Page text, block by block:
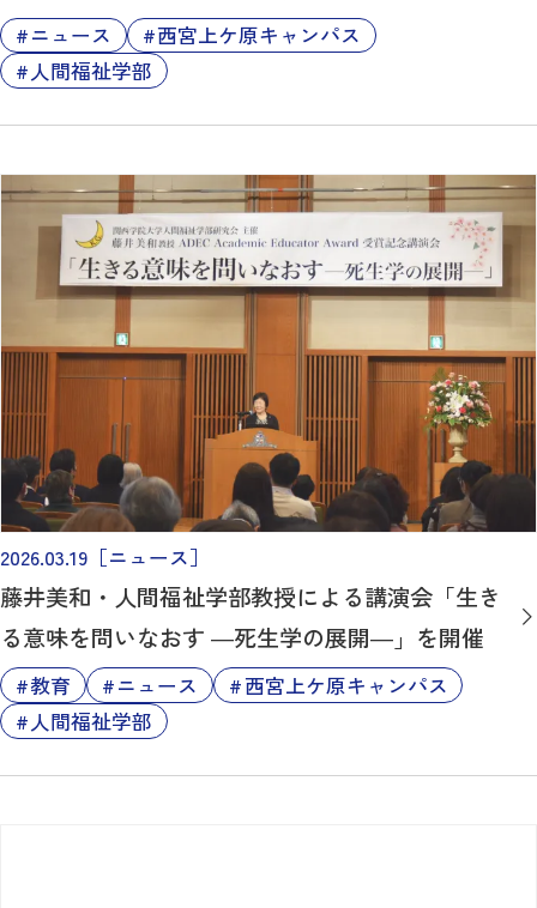
ニュース
西宮上ケ原キャンパス
人間福祉学部
2026.03.19 ［ニュース］
藤井美和・人間福祉学部教授による講演会「生き
る意味を問いなおす ―死生学の展開―」を開催
教育 ニュース
西宮上ケ原キャンパス
人間福祉学部